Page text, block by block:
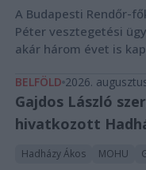
A Budapesti Rendőr-
Péter vesztegetési
akár három évet is
BELFÖLD 2026.
Gajdos László
hivatkozott
Hadházy Ákos MOHU